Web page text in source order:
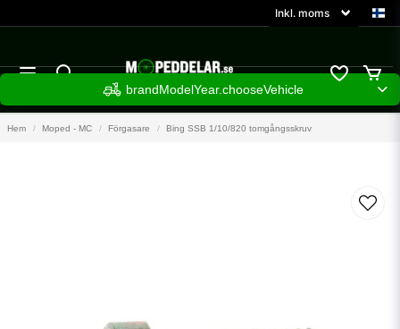
brandModelYear.chooseVehicle
Hem Moped - MC Förgasare Bing SSB 1/10/820 tomgångsskruv